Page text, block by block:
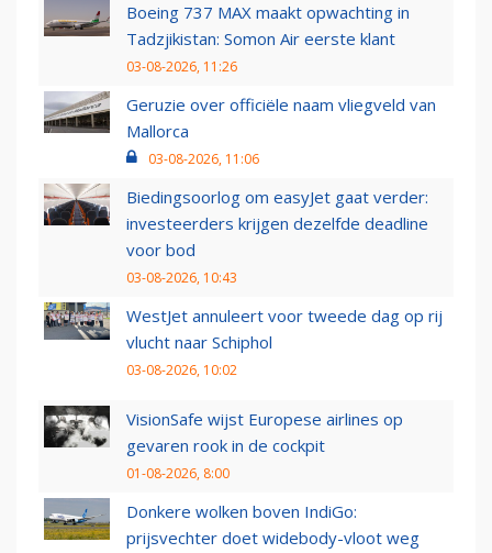
Boeing 737 MAX maakt opwachting in
Tadzjikistan: Somon Air eerste klant
03-08-2026, 11:26
Geruzie over officiële naam vliegveld van
Mallorca
03-08-2026, 11:06
Biedingsoorlog om easyJet gaat verder:
investeerders krijgen dezelfde deadline
voor bod
03-08-2026, 10:43
WestJet annuleert voor tweede dag op rij
vlucht naar Schiphol
03-08-2026, 10:02
VisionSafe wijst Europese airlines op
gevaren rook in de cockpit
01-08-2026, 8:00
Donkere wolken boven IndiGo:
prijsvechter doet widebody-vloot weg